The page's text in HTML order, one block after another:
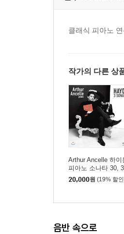
클래식 피아노
작가의 다른 상
Arthur Ancelle 하이
피아노 소나타 30,
62번 (Haydn: 3
20,000원 (19% 할
음반 속으로